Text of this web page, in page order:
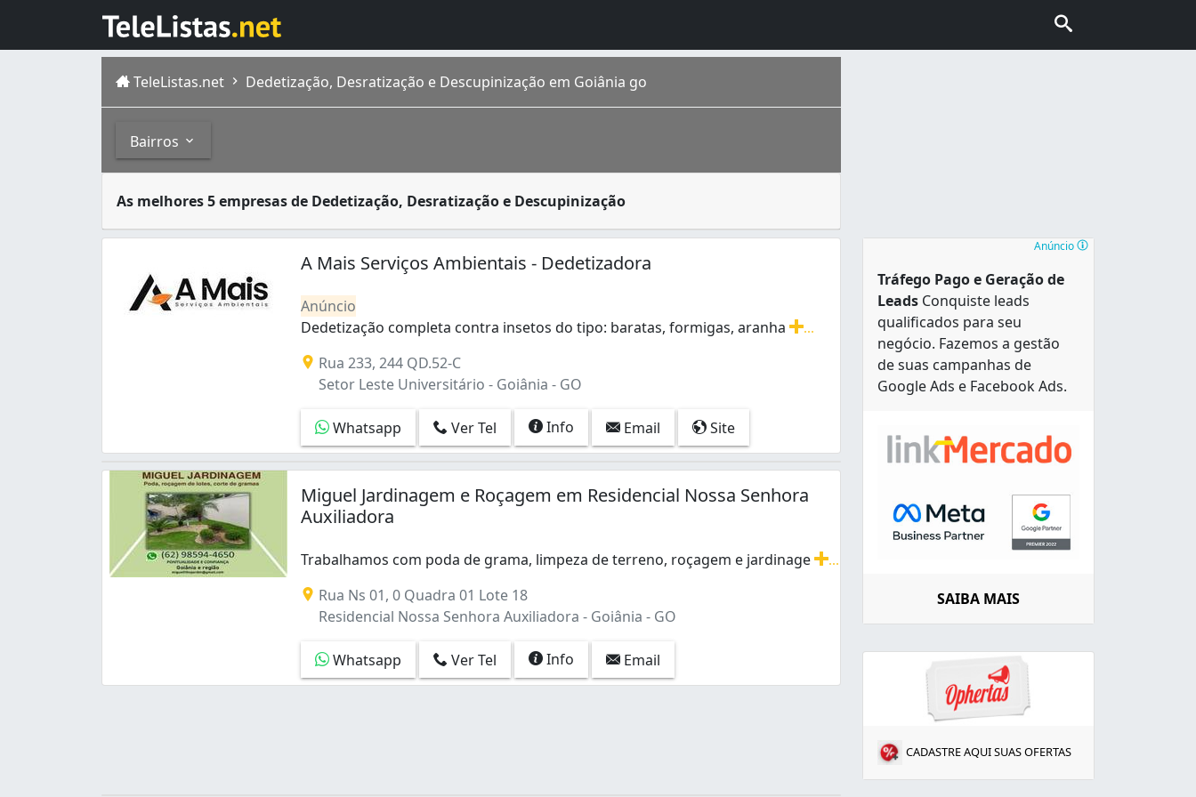
TeleListas.net Dedetização, Desratização e Descupinização em Goiânia go
Bairros
Aeroviário (1)
Carolina Parque (2)
Conjunto Residencial Aruanã II (1)
Jardim Balneário Meia Ponte (1)
Jardim Diamantina (1)
Jardim Dom Fernando I (1)
Jardim Europa (3)
Jardim Goiás (3)
Jardim Guanabara III (1)
Jardim Presidente (1)
Jardim Santo Antônio (4)
Parque Industrial de Goiânia (1)
As melhores 5 empresas de Dedetização, Desratização e Descupinização
Goiânia é a capital de Goiás, com população estimada em 1 448 639 de habitantes segundo IBGE 2016. Conhecida também como “Capital do Cerrado”. É a
A Mais Serviços Ambientais - Dedetizadora
Anúncio
Dedetização completa contra insetos do tipo: baratas, formigas, aranha
Dedetização completa contra insetos do tipo: baratas, formigas, aranhas, ratos, cupins, escorpiões, lacraias, brocas de madeira,
Rua 233, 244 QD.52-C
Setor Leste Universitário - Goiânia - GO
Whatsapp Ver Tel Info Email Site
Miguel Jardinagem e Roçagem em Residencial Nossa Senhora
Auxiliadora
Trabalhamos com poda de grama, limpeza de terreno, roçagem e jardinage
Rua Ns 01, 0 Quadra 01 Lote 18
Residencial Nossa Senhora Auxiliadora - Goiânia - GO
Whatsapp Ver Tel Info Email
Anúncio
Tráfego Pago e Geração de
Leads Conquiste leads
qualificados para seu
negócio. Fazemos a gestão
de suas campanhas de
Google Ads e Facebook Ads.
SAIBA MAIS
CADASTRE AQUI SUAS OFERTAS